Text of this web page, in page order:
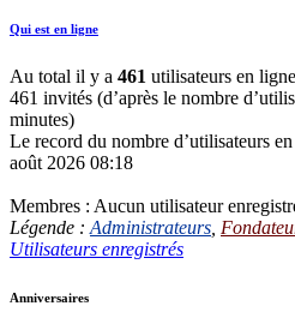
Qui est en ligne
Au total il y a 461 utilisateurs en
461 invités (d’après le nombre
minutes)
Le record du nombre d’utilisateurs
août 2026 08:18
Membres : Aucun utilisateur
Légende : Administrateurs
Utilisateurs enregistrés
Anniversaires